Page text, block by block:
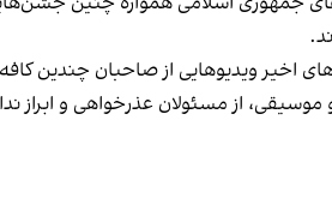
اخیر ویدیوهایی از صاحبان چندین
از مسئولان عذرخواهی و ابراز